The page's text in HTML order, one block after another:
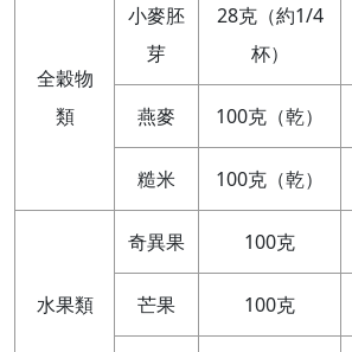
全穀物
類
小麥胚
芽
28克（約1/4
杯）
燕麥 100克（乾）
糙米 100克（乾）
水果類
奇異果 100克
芒果 100克